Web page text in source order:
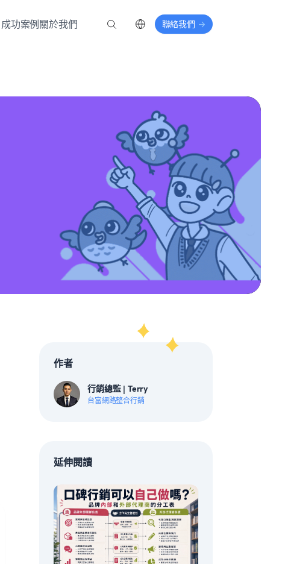
成功案例 關於我們 聯絡我們 ->
作者
行銷總監 | Terry
台富網路整合行銷
延伸閱讀